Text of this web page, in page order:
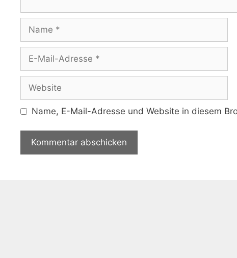
Mail-
Adresse
Name, E-Mail-Adresse und Website in diesem